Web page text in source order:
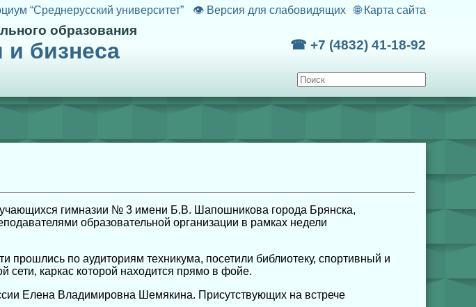
“Среднерусский университет” 👁Версия для слабовидящих 🌐Карта сайта
образования
и бизнеса ☎ +7 (4832) 41-18-92
гимназии № 3 имени Б.В. Шапошникова города Брянска,
образовательной организации в рамках недели
прошлись по аудиториям техникума, посетили библиотеку, спортивный и
каркас которой находится прямо в фойе.
Елена Владимировна Шемякина. Присутствующих на встрече